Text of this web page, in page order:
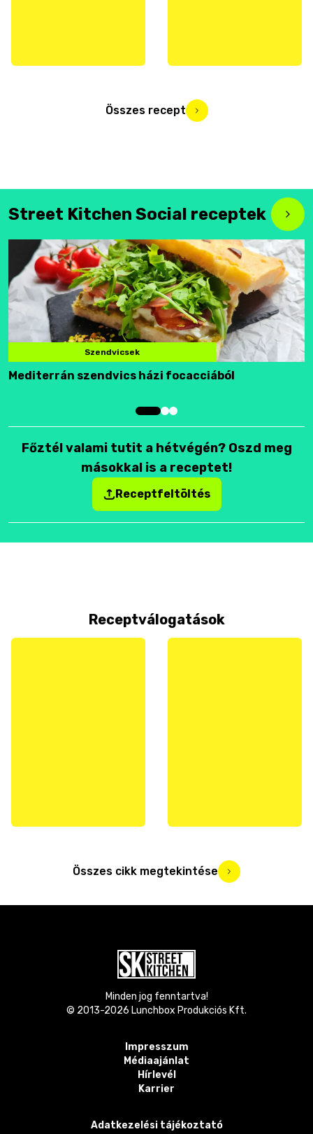
Összes recept
Street Kitchen Social receptek
Szendvicsek
Mediterrán szendvics házi focacciából
Főztél valami tutit a hétvégén? Oszd meg
másokkal is a receptet!
Receptfeltöltés
Receptválogatások
Összes cikk megtekintése
Minden jog fenntartva!
© 2013-2026 Lunchbox Produkciós Kft.
Impresszum
Médiaajánlat
Hírlevél
Karrier
Adatkezelési tájékoztató